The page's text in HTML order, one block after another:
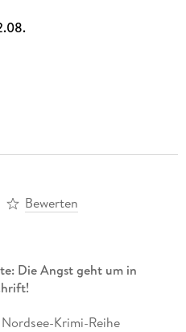
Bewerten
Die Angst geht um in
Krimi-Reihe